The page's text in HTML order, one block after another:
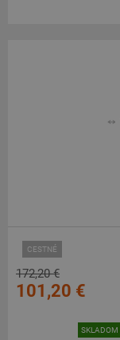
CESTNÉ
172,20 €
101,20 €
SKLADOM